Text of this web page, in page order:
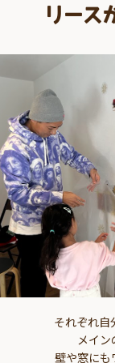
リース
それぞれ自
メイ
壁や窓にも